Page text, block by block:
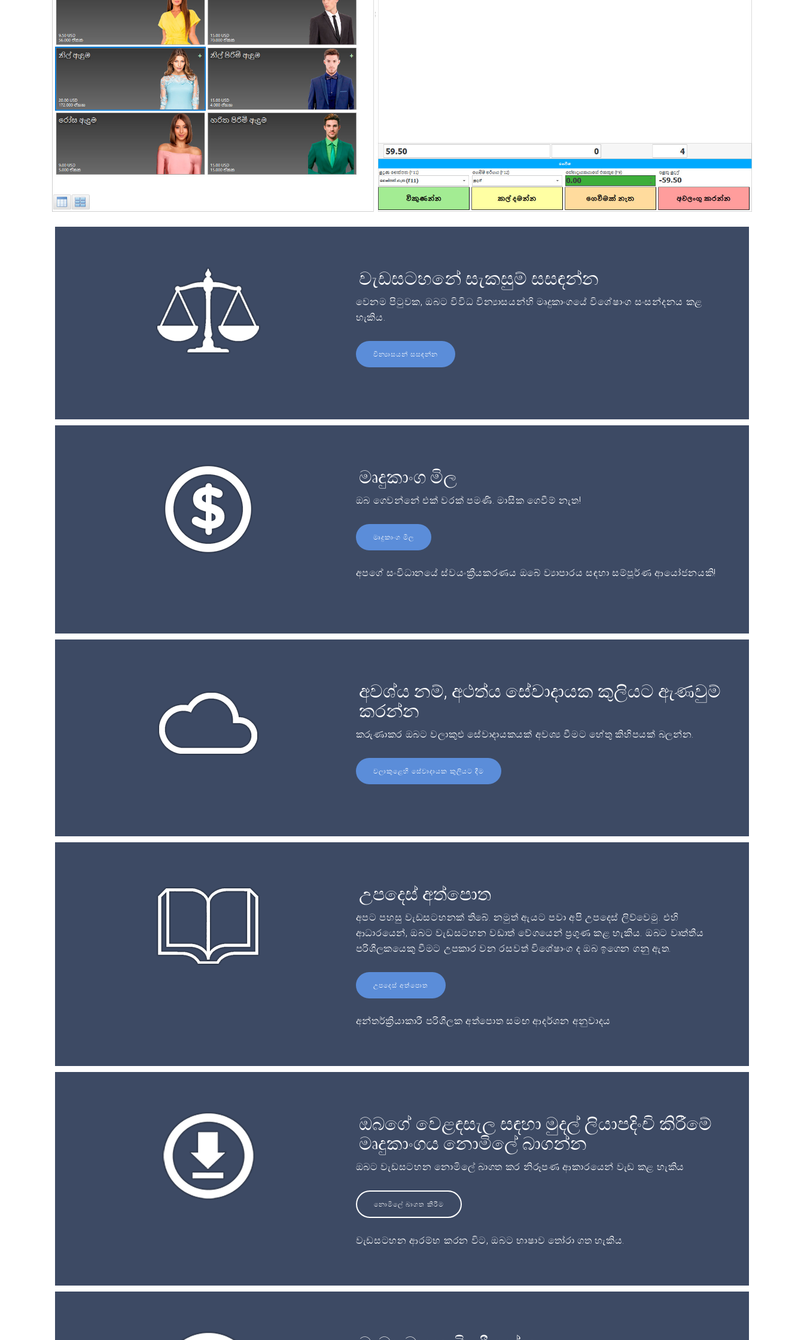
වැඩසටහනේ සැකසුම් සසඳන්න
වෙනම පිටුවක, ඔබට විවිධ වින්‍යාසයන්හි මෘදුකාංගයේ විශේෂාංග සංසන්දනය කළ
හැකිය.
වින්‍යාසයන් සසඳන්න
මෘදුකාංග මිල
ඔබ ගෙවන්නේ එක් වරක් පමණි. මාසික ගෙවීම් නැත!
මෘදුකාංග මිල
අපගේ සංවිධානයේ ස්වයංක්‍රීයකරණය ඔබේ ව්‍යාපාරය සඳහා සම්පූර්ණ ආයෝජනයකි!
අවශ්ය නම්, අථත්ය සේවාදායක කුලියට ඇණවුම්
කරන්න
කරුණාකර ඔබට වලාකුළු සේවාදායකයක් අවශ්‍ය වීමට හේතු කිහිපයක් බලන්න.
වලාකුළෙහි සේවාදායක කුලියට දීම
උපදෙස් අත්පොත
අපට පහසු වැඩසටහනක් තිබේ. නමුත් ඇයට පවා අපි උපදෙස් ලිව්වෙමු. එහි
ආධාරයෙන්, ඔබට වැඩසටහන වඩාත් වේගයෙන් ප්‍රගුණ කළ හැකිය. ඔබට වෘත්තීය
පරිශීලකයෙකු වීමට උපකාර වන රසවත් විශේෂාංග ද ඔබ ඉගෙන ගනු ඇත.
උපදෙස් අත්පොත
අන්තර්ක්‍රියාකාරී පරිශීලක අත්පොත සමඟ ආදර්ශන අනුවාදය
ඔබගේ වෙළඳසැල සඳහා මුදල් ලියාපදිංචි කිරීමේ
මෘදුකාංගය නොමිලේ බාගන්න
ඔබට වැඩසටහන නොමිලේ බාගත කර නිරූපණ ආකාරයෙන් වැඩ කළ හැකිය
නොමිලේ බාගත කිරීම
වැඩසටහන ආරම්භ කරන විට, ඔබට භාෂාව තෝරා ගත හැකිය.